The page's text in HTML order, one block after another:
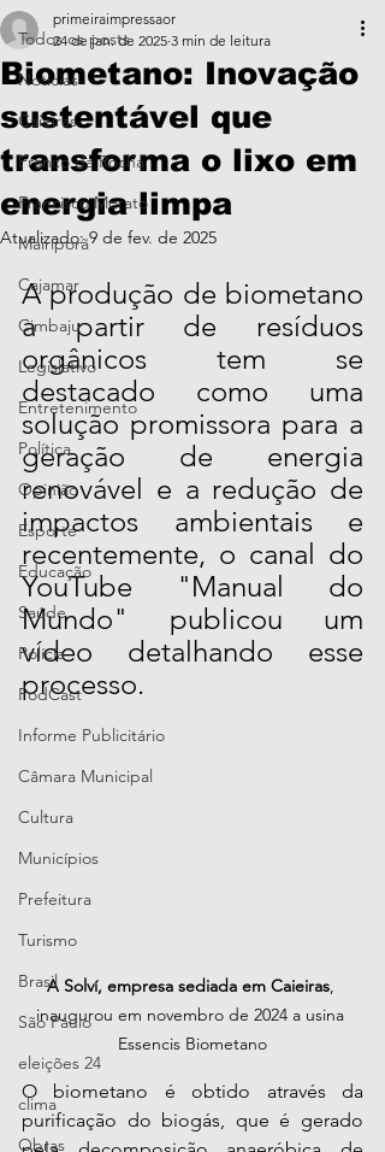
Todos os posts
Notícias
Caieiras
Franco da Rocha
Francisco Morato
Mairiporã
Cajamar
Cimbaju
Legislativo
Entretenimento
Política
Opinião
Esporte
Educação
Saúde
Polícia
PodCast
Informe Publicitário
Câmara Municipal
Cultura
Municípios
Prefeitura
Turismo
Brasil
São Paulo
eleições 24
clima
Obras
Biometano: Inovação
sustentável que
transforma o lixo em
energia limpa
primeiraimpressaor
24 de jan. de 2025 3 min de leitura
Atualizado:9 de fev. de 2025
A produção de biometano
a partir de resíduos
orgânicos tem se
destacado como uma
solução promissora para a
geração de energia
renovável e a redução de
impactos ambientais e
recentemente, o canal do
YouTube "Manual do
Mundo" publicou um
vídeo detalhando esse
processo.
A Solví, empresa sediada em Caieiras,
inaugurou em novembro de 2024 a usina
Essencis Biometano
O biometano é obtido através da
purificação do biogás, que é gerado